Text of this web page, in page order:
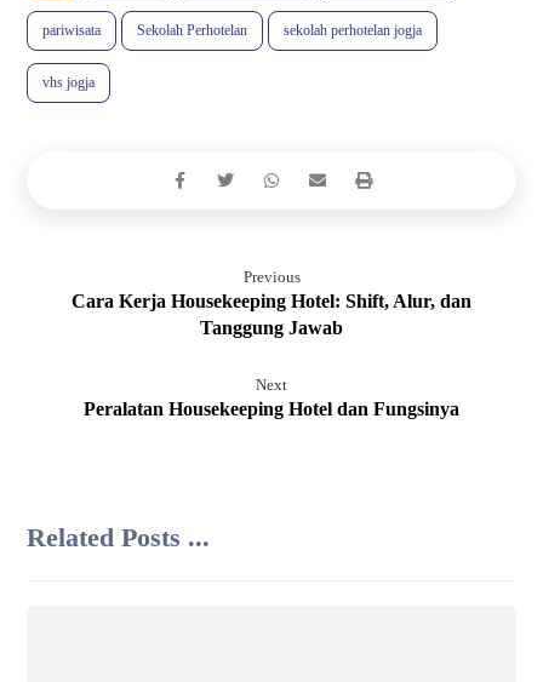
pariwisata Sekolah Perhotelan sekolah perhotelan jogja
vhs jogja
Previous
Cara Kerja Housekeeping Hotel: Shift, Alur, dan
Tanggung Jawab
Next
Peralatan Housekeeping Hotel dan Fungsinya
Related Posts ...